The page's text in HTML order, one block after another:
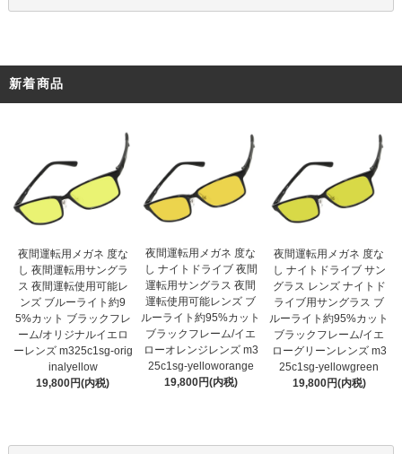
新着商品
夜間運転用メガネ 度な
し 夜間運転用サングラ
ス 夜間運転使用可能レ
ンズ ブルーライト約9
5%カット ブラックフレ
ーム/オリジナルイエロ
ーレンズ m325c1sg-orig
inalyellow
19,800円(内税)
夜間運転用メガネ 度な
し ナイトドライブ 夜間
運転用サングラス 夜間
運転使用可能レンズ ブ
ルーライト約95%カット
ブラックフレーム/イエ
ローオレンジレンズ m3
25c1sg-yelloworange
19,800円(内税)
夜間運転用メガネ 度な
し ナイトドライブ サン
グラス レンズ ナイトド
ライブ用サングラス ブ
ルーライト約95%カット
ブラックフレーム/イエ
ローグリーンレンズ m3
25c1sg-yellowgreen
19,800円(内税)